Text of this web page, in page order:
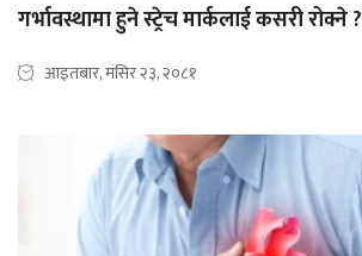
गर्भावस्थामा हुने स्ट्रेच मार्कलाई कसरी रोक्ने ?
आइतबार, मंसिर २३, २०८१